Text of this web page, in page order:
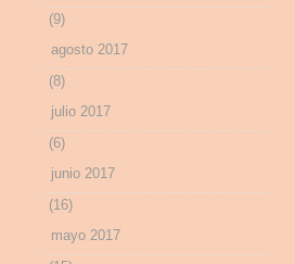
(9)
agosto 2017
(8)
julio 2017
(6)
junio 2017
(16)
mayo 2017